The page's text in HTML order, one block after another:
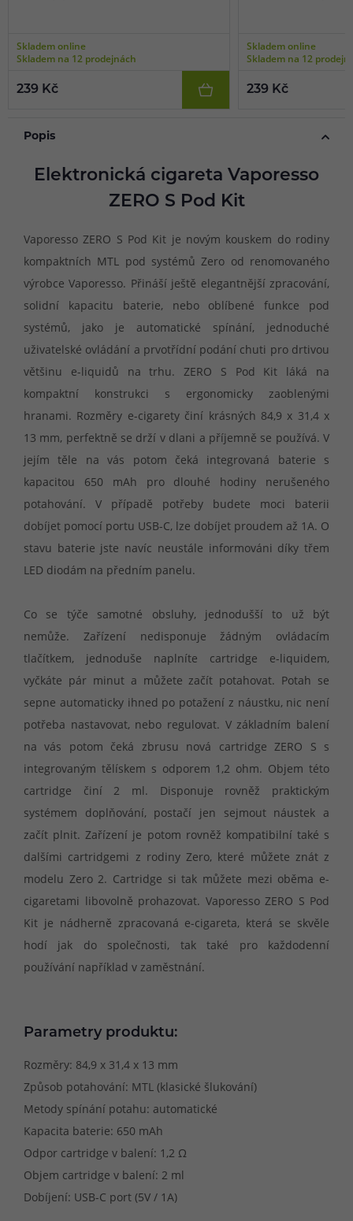
Skladem online
Skladem na 12 prodejnách
239 Kč
Skladem online
Skladem na 12
239 Kč
Popis
Elektronická cigareta Vaporesso
ZERO S Pod Kit
Vaporesso ZERO S Pod Kit je novým kouskem do rodiny
kompaktních MTL pod systémů Zero od renomovaného
výrobce Vaporesso. Přináší ještě elegantnější zpracování,
solidní kapacitu baterie, nebo oblíbené funkce pod
systémů, jako je automatické spínání, jednoduché
uživatelské ovládání a prvotřídní podání chuti pro drtivou
většinu e-liquidů na trhu. ZERO S Pod Kit láká na
kompaktní konstrukci s ergonomicky zaoblenými
hranami. Rozměry e-cigarety činí krásných 84,9 x 31,4 x
13 mm, perfektně se drží v dlani a příjemně se používá. V
jejím těle na vás potom čeká integrovaná baterie s
kapacitou 650 mAh pro dlouhé hodiny nerušeného
potahování. V případě potřeby budete moci baterii
dobíjet pomocí portu USB-C, lze dobíjet proudem až 1A. O
stavu baterie jste navíc neustále informováni díky třem
LED diodám na předním panelu.
Co se týče samotné obsluhy, jednodušší to už být
nemůže. Zařízení nedisponuje žádným ovládacím
tlačítkem, jednoduše naplníte cartridge e-liquidem,
vyčkáte pár minut a můžete začít potahovat. Potah se
sepne automaticky ihned po potažení z náustku, nic není
potřeba nastavovat, nebo regulovat. V základním balení
na vás potom čeká zbrusu nová cartridge ZERO S s
integrovaným tělískem s odporem 1,2 ohm. Objem této
cartridge činí 2 ml. Disponuje rovněž praktickým
systémem doplňování, postačí jen sejmout náustek a
začít plnit. Zařízení je potom rovněž kompatibilní také s
dalšími cartridgemi z rodiny Zero, které můžete znát z
modelu Zero 2. Cartridge si tak můžete mezi oběma e-
cigaretami libovolně prohazovat. Vaporesso ZERO S Pod
Kit je nádherně zpracovaná e-cigareta, která se skvěle
hodí jak do společnosti, tak také pro každodenní
používání například v zaměstnání.
Parametry produktu:
Rozměry: 84,9 x 31,4 x 13 mm
Způsob potahování: MTL (klasické šlukování)
Metody spínání potahu: automatické
Kapacita baterie: 650 mAh
Odpor cartridge v balení: 1,2 Ω
Objem cartridge v balení: 2 ml
Dobíjení: USB-C port (5V / 1A)